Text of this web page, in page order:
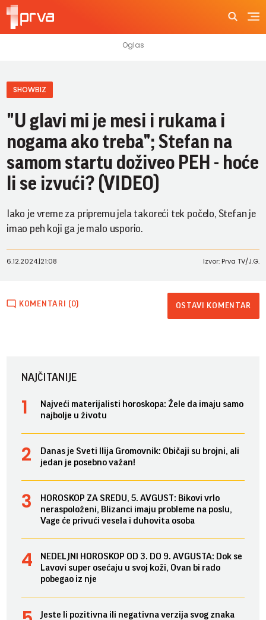
SHOWBIZ
"U glavi mi je mesi i rukama i
nogama ako treba"; Stefan na
samom startu doživeo PEH - hoće
li se izvući? (VIDEO)
Iako je vreme za pripremu jela takoreći tek počelo, Stefan je
imao peh koji ga je malo usporio.
6.12.2024.|21:08 Izvor: Prva TV/J.G.
KOMENTARI (0) OSTAVI KOMENTAR
NAJČITANIJE
Najveći materijalisti horoskopa: Žele da imaju samo
najbolje u životu
Danas je Sveti Ilija Gromovnik: Običaji su brojni, ali
jedan je posebno važan!
HOROSKOP ZA SREDU, 5. AVGUST: Bikovi vrlo
neraspoloženi, Blizanci imaju probleme na poslu,
Vage će privući vesela i duhovita osoba
NEDELJNI HOROSKOP OD 3. DO 9. AVGUSTA: Dok se
Lavovi super osećaju u svoj koži, Ovan bi rado
pobegao iz nje
Jeste li pozitivna ili negativna verzija svog znaka